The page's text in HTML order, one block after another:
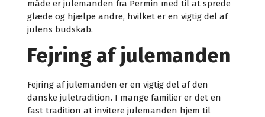
måde er julemanden fra Permin med til at sprede
glæde og hjælpe andre, hvilket er en vigtig del af
julens budskab.
Fejring af julemanden
Fejring af julemanden er en vigtig del af den
danske juletradition. I mange familier er det en
fast tradition at invitere julemanden hjem til